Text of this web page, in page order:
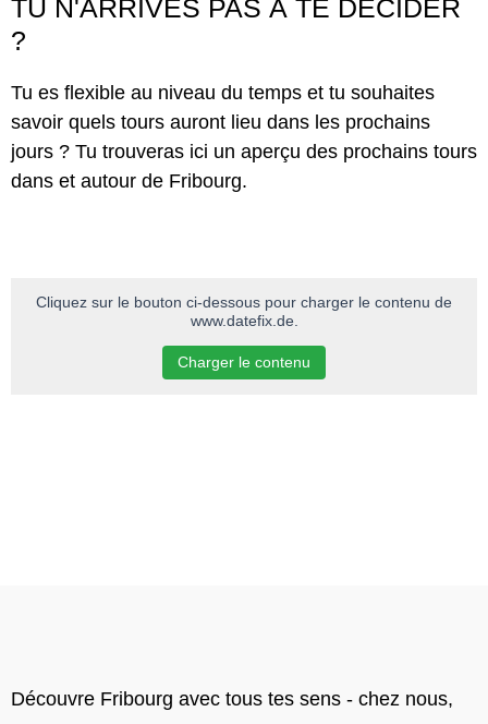
TU N'ARRIVES PAS À TE DÉCIDER
?
Tu es flexible au niveau du temps et tu souhaites
savoir quels tours auront lieu dans les prochains
jours ? Tu trouveras ici un aperçu des prochains tours
dans et autour de Fribourg.
Cliquez sur le bouton ci-dessous pour charger le contenu de
www.datefix.de.
Charger le contenu
Découvre Fribourg avec tous tes sens - chez nous,